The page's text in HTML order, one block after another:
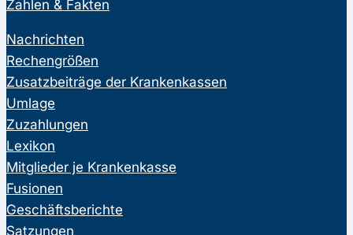
Zahlen & Fakten
Nachrichten
Rechengrößen
Zusatzbeiträge der Krankenkassen
Umlage
Zuzahlungen
Lexikon
Mitglieder je Krankenkasse
Fusionen
Geschäftsberichte
Satzungen